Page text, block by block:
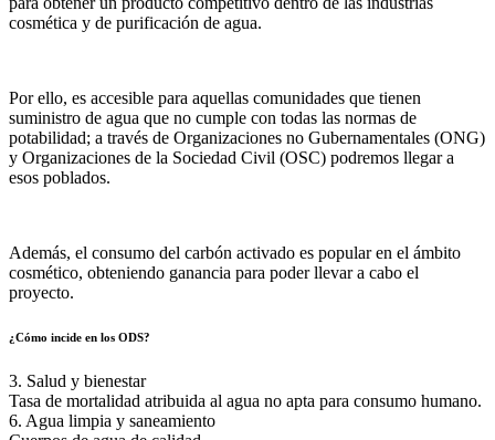
cosmética y de purificación de agua.
Por ello, es accesible para aquellas comunidades que tienen
suministro de agua que no cumple con todas las normas de
potabilidad; a través de Organizaciones no Gubernamentales (ONG)
y Organizaciones de la Sociedad Civil (OSC) podremos llegar a
esos poblados.
Además, el consumo del carbón activado es popular en el ámbito
cosmético, obteniendo ganancia para poder llevar a cabo el
proyecto.
¿Cómo incide en los ODS?
3. Salud y bienestar
Tasa de mortalidad atribuida al agua no apta para consumo humano.
6. Agua limpia y saneamiento